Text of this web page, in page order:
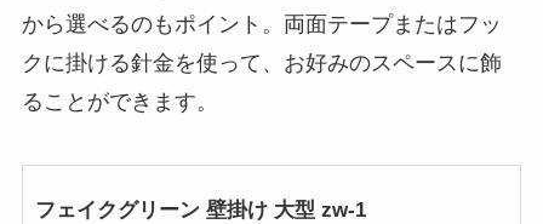
から選べるのもポイント。両面テープまたはフッ
クに掛ける針金を使って、お好みのスペースに飾
ることができます。
フェイクグリーン 壁掛け 大型 zw-1